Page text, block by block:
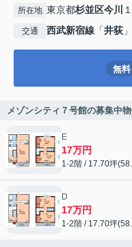
所在地 東京都杉並区今川
交通 西武新宿線 「井荻
無料
メゾンシティ７号館の募集中
E
17万円
1-2階 / 17.70坪
D
17万円
1-2階 / 17.70坪